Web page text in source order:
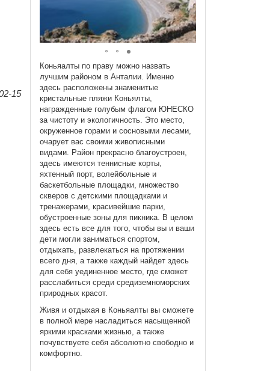
15
Коньяалты по праву можно назвать
лучшим районом в Анталии. Именно
здесь расположены знаменитые
кристальные пляжи Коньялты,
награжденные голубым флагом ЮНЕСКО
за чистоту и экологичность. Это место,
окруженное горами и сосновыми лесами,
очарует вас своими живописными
видами. Район прекрасно благоустроен,
здесь имеются теннисные корты,
яхтенный порт, волейбольные и
баскетбольные площадки, множество
скверов с детскими площадками и
тренажерами, красивейшие парки,
обустроенные зоны для пикника. В целом
здесь есть все для того, чтобы вы и ваши
дети могли заниматься спортом,
отдыхать, развлекаться на протяжении
всего дня, а также каждый найдет здесь
для себя уединенное место, где сможет
расслабиться среди средиземноморских
природных красот.
Живя и отдыхая в Коньяалты вы сможете
в полной мере насладиться насыщенной
яркими красками жизнью, а также
почувствуете себя абсолютно свободно и
комфортно.